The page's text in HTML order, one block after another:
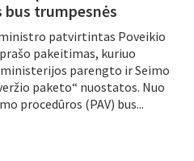
trumpesnės
patvirtintas Poveikio
pakeitimas, kuriuo
parengto ir Seimo
paketo“ nuostatos. Nuo
procedūros (PAV) bus...